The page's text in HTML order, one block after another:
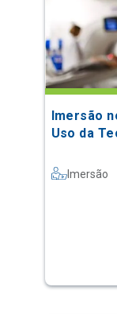
Imersão
Uso da
Imersão